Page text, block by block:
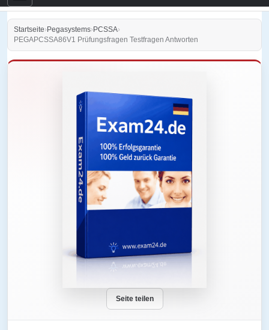
Startseite›Pegasystems›PCSSA›
PEGAPCSSA86V1 Prüfungsfragen Testfragen Antworten
Seite teilen